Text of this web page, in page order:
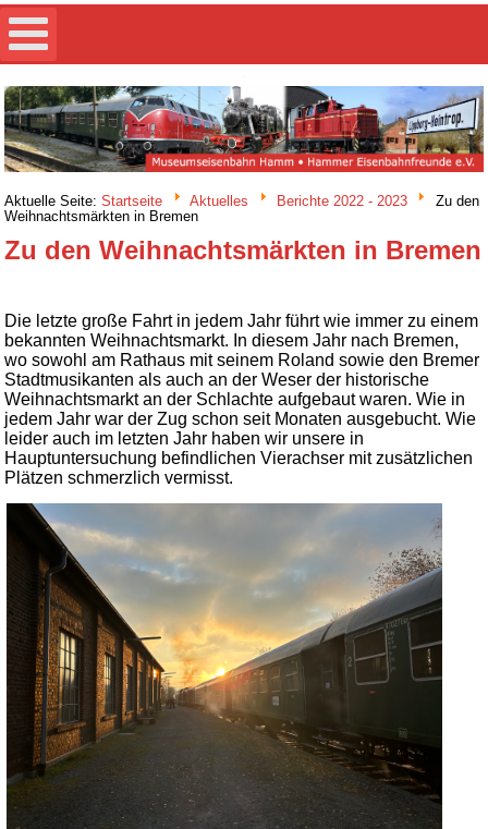
Aktuelle Seite:Startseite Aktuelles Berichte 2022 - 2023
Zu den
Weihnachtsmärkten in Bremen
Zu den Weihnachtsmärkten in Bremen
Die letzte große Fahrt in jedem Jahr führt wie immer zu einem
bekannten Weihnachtsmarkt. In diesem Jahr nach Bremen,
wo sowohl am Rathaus mit seinem Roland sowie den Bremer
Stadtmusikanten als auch an der Weser der historische
Weihnachtsmarkt an der Schlachte aufgebaut waren. Wie in
jedem Jahr war der Zug schon seit Monaten ausgebucht. Wie
leider auch im letzten Jahr haben wir unsere in
Hauptuntersuchung befindlichen Vierachser mit zusätzlichen
Plätzen schmerzlich vermisst.